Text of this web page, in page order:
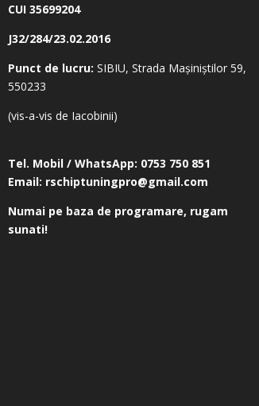
CUI 35699204
J32/284/23.02.2016
Punct de lucru: SIBIU, Strada Mașiniștilor 59,
550233
(vis-a-vis de Iacobinii)
Tel. Mobil / WhatsApp: 0753 750 851
Email: rschiptuningpro@gmail.com
Numai pe baza de programare, rugam
sunati!